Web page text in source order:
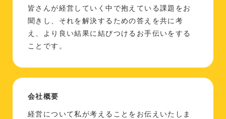
皆さんが経営していく中で抱えている課題をお
聞きし、それを解決するための答えを共に考
え、より良い結果に結びつけるお手伝いをする
ことです。
会社概要
経営について私が考えることをお伝えいたしま